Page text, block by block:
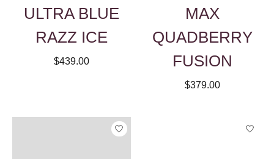
ULTRA BLUE
RAZZ ICE
$439.00
MAX
QUADBERRY
FUSION
$379.00